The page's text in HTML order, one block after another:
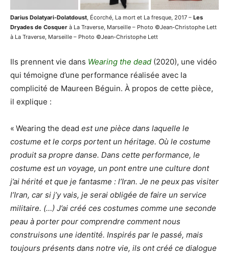
Darius Dolatyari-Dolatdoust, Écorché, La mort et La fresque, 2017 – Les
Dryades de Cosquer à La Traverse, Marseille – Photo ©Jean-Christophe Lett
à La Traverse, Marseille – Photo ©Jean-Christophe Lett
Ils prennent vie dans Wearing the dead (2020), une vidéo
qui témoigne d’une performance réalisée avec la
complicité de Maureen Béguin. À propos de cette pièce,
il explique :
« Wearing the dead est une pièce dans laquelle le
costume et le corps portent un héritage. Où le costume
produit sa propre danse. Dans cette performance, le
costume est un voyage, un pont entre une culture dont
j’ai hérité et que je fantasme : l’Iran. Je ne peux pas visiter
l’Iran, car si j’y vais, je serai obligée de faire un service
militaire. (…) J’ai créé ces costumes comme une seconde
peau à porter pour comprendre comment nous
construisons une identité. Inspirés par le passé, mais
toujours présents dans notre vie, ils ont créé ce dialogue